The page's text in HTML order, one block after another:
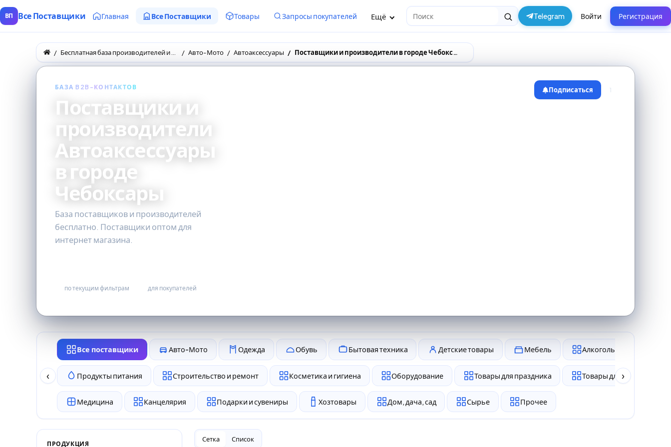
ВП Все Поставщики Главная Все Поставщики Товары Запросы покупателей Ещё Поиск Telegram Войти Регистрация
Авто-Мото Автоаксессуары Поставщики и производители в городе Чебоксары
БАЗА B2B-КОНТАКТОВ
Поставщики и
производители
Автоаксессуары
в городе
Чебоксары
База поставщиков и производителей
бесплатно. Поставщики оптом для
интернет магазина.
по текущим фильтрам для покупателей
Подписаться 1
‹
Все поставщики Авто-Мото Одежда Обувь Бытовая техника Детские товары Мебель Алкоголь и табак
Продукты питания Строительство и ремонт Косметика и гигиена Оборудование Товары для праздника Товары для животных
Медицина Канцелярия Подарки и сувениры Хозтовары Дом, дача, сад Сырье Прочее
›
ПРОДУКЦИЯ
Сетка Список